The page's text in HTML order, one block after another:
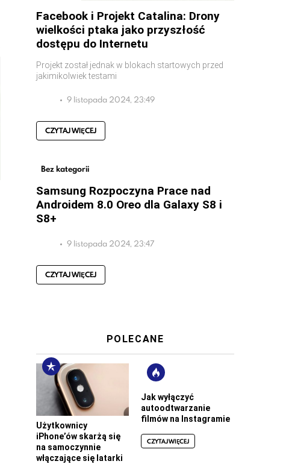
Facebook i Projekt Catalina: Drony
wielkości ptaka jako przyszłość
dostępu do Internetu
Projekt został jednak w blokach startowych przed
jakimikolwiek testami
9 listopada 2024, 23:49
CZYTAJ WIĘCEJ
Bez kategorii
Samsung Rozpoczyna Prace nad
Androidem 8.0 Oreo dla Galaxy S8 i
S8+
9 listopada 2024, 23:47
CZYTAJ WIĘCEJ
POLECANE
Użytkownicy
iPhone’ów skarżą się
na samoczynnie
włączające się latarki
Jak wyłączyć
autoodtwarzanie
filmów na Instagramie
CZYTAJ WIĘCEJ